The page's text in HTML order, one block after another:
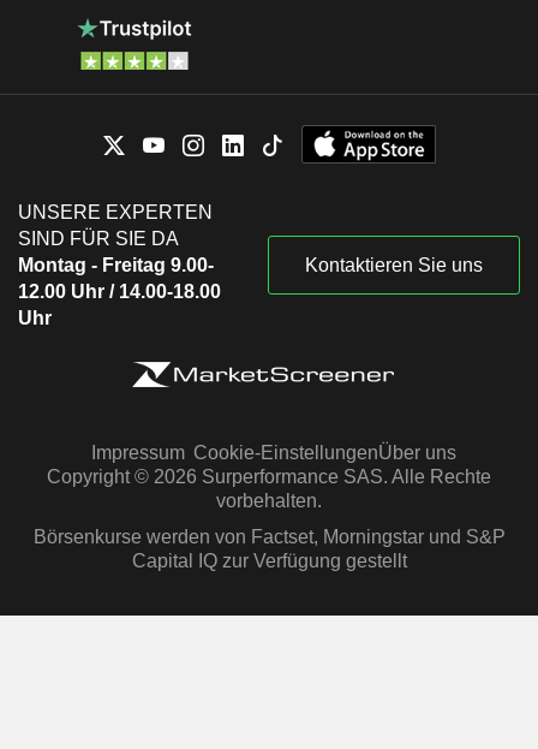
UNSERE EXPERTEN
SIND FÜR SIE DA
Montag - Freitag 9.00-
12.00 Uhr / 14.00-18.00
Uhr
Kontaktieren Sie uns
Impressum Cookie-EinstellungenÜber uns
Copyright © 2026 Surperformance SAS. Alle Rechte
vorbehalten.
Börsenkurse werden von Factset, Morningstar und S&P
Capital IQ zur Verfügung gestellt